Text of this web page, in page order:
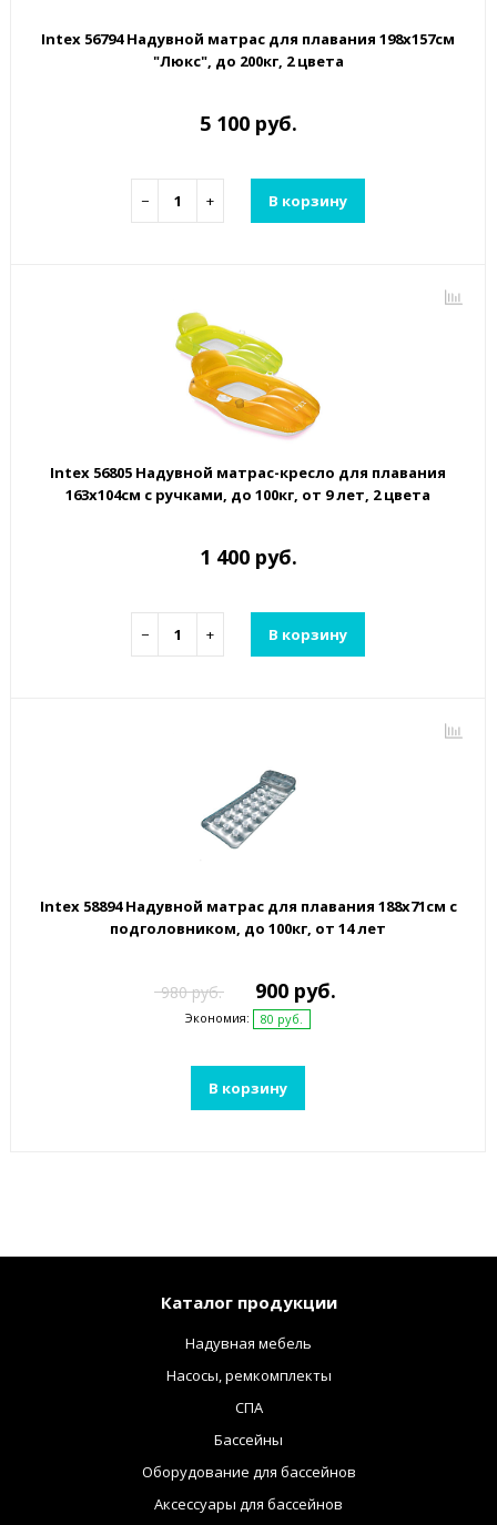
Intex 56794 Надувной матрас для плавания 198х157см
"Люкс", до 200кг, 2 цвета
5 100 руб.
− + В корзину
Intex 56805 Надувной матрас-кресло для плавания
163х104см с ручками, до 100кг, от 9 лет, 2 цвета
1 400 руб.
− + В корзину
Intex 58894 Надувной матрас для плавания 188х71см с
подголовником, до 100кг, от 14 лет
980 руб. 900 руб.
Экономия: 80 руб.
В корзину
Каталог продукции
Надувная мебель
Насосы, ремкомплекты
СПА
Бассейны
Оборудование для бассейнов
Аксессуары для бассейнов